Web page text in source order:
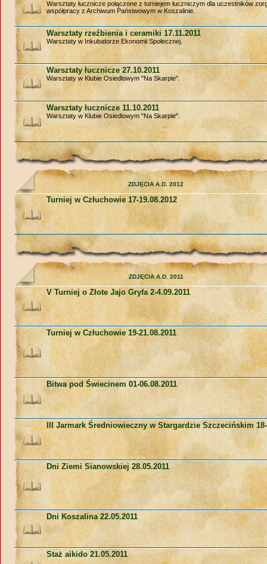
Warsztaty łucznicze połączone z turniejem łuczniczym dla uczestników
współpracy z Archiwum Państwowym w Koszalinie.
Warsztaty rzeźbienia i ceramiki 17.11.2011
Warsztaty w Inkubatorze Ekonomii Społecznej.
Warsztaty łucznicze 27.10.2011
Warsztaty w Klubie Osiedlowym "Na Skarpie".
Warsztaty łucznicze 11.10.2011
Warsztaty w Klubie Osiedlowym "Na Skarpie".
ZDJĘCIA A.D. 2012
Turniej w Człuchowie 17-19.08.2012
ZDJĘCIA A.D. 2011
V Turniej o Złote Jajo Gryfa 2-4.09.2011
Turniej w Człuchowie 19-21.08.2011
Bitwa pod Świecinem 01-06.08.2011
III Jarmark Średniowieczny w Stargardzie Szczecińskim 18-
Dni Ziemi Sianowskiej 28.05.2011
Dni Koszalina 22.05.2011
Staż aikido 21.05.2011